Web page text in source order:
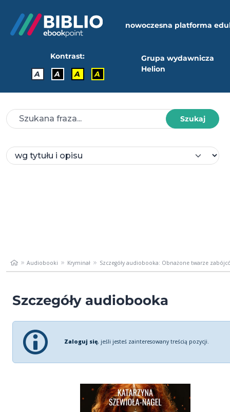
nowoczesna platforma
Kontrast:
A
A A A
Grupa wydawnicza
Helion
Szukaj
Audiobooki Kryminał Szczegóły audiobooka: Obnażone twarze
Szczegóły audiobooka
Zaloguj się, jeśli jesteś zainteresowany treścią pozycji.